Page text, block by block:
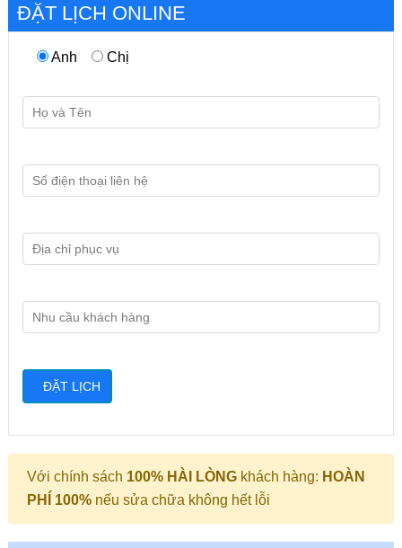
ĐẶT LỊCH ONLINE
Anh Chị
Với chính sách 100% HÀI LÒNGkhách hàng: HOÀN
PHÍ 100%nếu sửa chữa không hết lỗi